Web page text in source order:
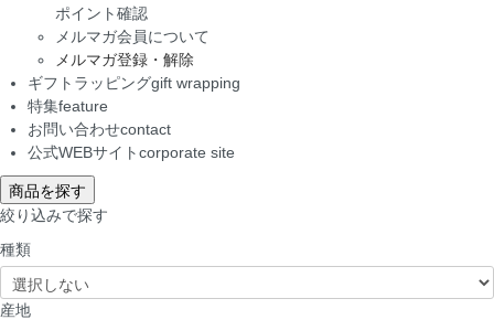
ポイント確認
メルマガ会員について
メルマガ登録・解除
ギフトラッピングgift wrapping
特集feature
お問い合わせcontact
公式WEBサイトcorporate site
商品を探す
絞り込みで探す
種類
産地